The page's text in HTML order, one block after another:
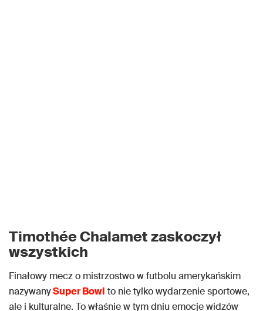
Timothée Chalamet zaskoczył
wszystkich
Finałowy mecz o mistrzostwo w futbolu amerykańskim
nazywanySuper Bowl to nie tylko wydarzenie sportowe,
ale i kulturalne. To właśnie w tym dniu emocje widzów